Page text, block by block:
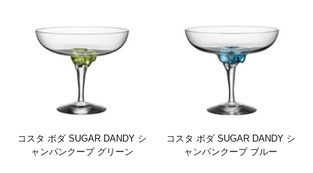
コスタ ボダ SUGAR DANDY シ
ャンパンクープ グリーン
コスタ ボダ SUGAR DANDY シ
ャンパンクープ ブルー